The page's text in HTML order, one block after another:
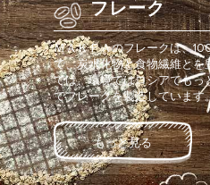
フレーク
ＭＡＫＦＡのフレークは、
で、炭水化物と食物繊維と
では、環境ではロシアでも
でフレークを製造しています
もっと見る